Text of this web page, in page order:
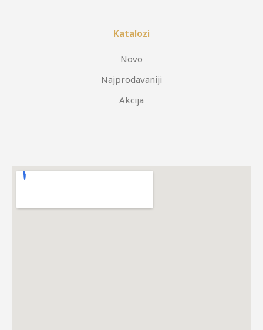
Katalozi
Novo
Najprodavaniji
Akcija